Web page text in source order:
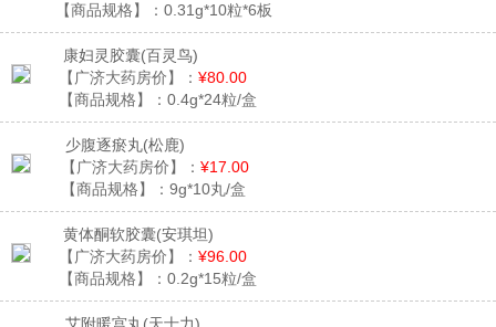
【商品规格】： 0.31g*10粒*6板
康妇灵胶囊(百灵鸟)
【广济大药房价】： ¥80.00
【商品规格】： 0.4g*24粒/盒
少腹逐瘀丸(松鹿)
【广济大药房价】： ¥17.00
【商品规格】： 9g*10丸/盒
黄体酮软胶囊(安琪坦)
【广济大药房价】： ¥96.00
【商品规格】： 0.2g*15粒/盒